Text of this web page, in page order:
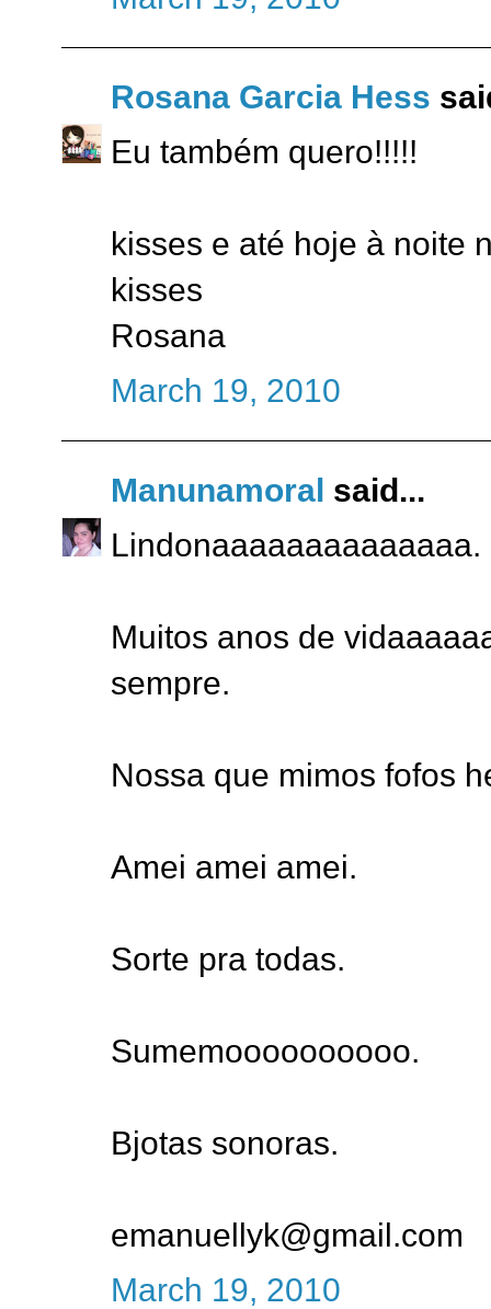
Rosana Garcia Hess
Eu também quero!!!!!
kisses e até hoje à noite
kisses
Rosana
March 19, 2010
Manunamoral said...
Lindonaaaaaaaaaaaaaa.
Muitos anos de
sempre.
Nossa que mimos fofos
Amei amei amei.
Sorte pra todas.
Sumemoooooooooo.
Bjotas sonoras.
emanuellyk@gmail.com
March 19, 2010